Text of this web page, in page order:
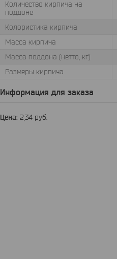
Количество кирпича на
поддоне
Колористика кирпича
Масса кирпича
Масса поддона (нетто, кг)
Размеры кирпича
Информация для заказа
Цена: 2,34 руб.